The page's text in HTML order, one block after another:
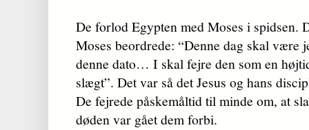
De forlod Egypten med Moses i
Moses beordrede: “Denne dag skal
denne dato… I skal fejre den som en
slægt”. Det var så det Jesus og hans
De fejrede påskemåltid til minde om, at
døden var gået dem forbi.